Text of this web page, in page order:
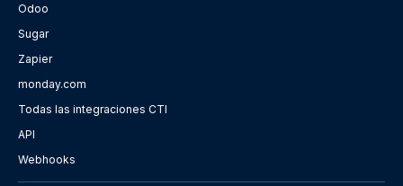
Odoo
Sugar
Zapier
monday.com
Todas las integraciones CTI
API
Webhooks